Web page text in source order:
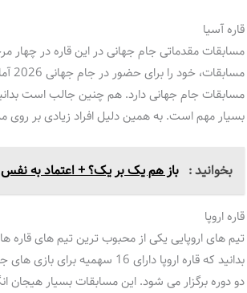
قاره آسیا
مسابقات مقدماتی جام جهانی در این قاره در چهار
مسابقات جام جهانی دارد. هم چنین جالب است
بسیار مهم است. به همین دلیل افراد زیادی بر
بخوانید : باز هم یک بر یک؟ + اعتماد به نفس
قاره اروپا
تیم های اروپایی یکی از محبوب ترین تیم های
بدانید که قاره اروپا دارای 16
دو دوره برگزار می شود. این مسابقات بسیار